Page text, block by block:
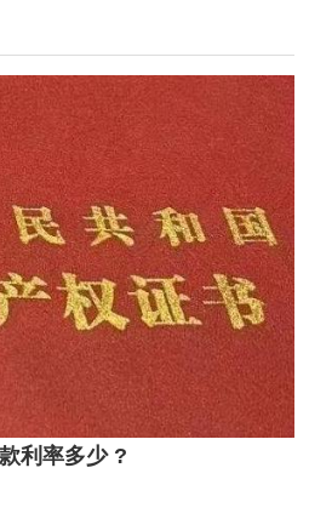
花费一周时间，所以总共就是需
一抵具体操作流程梳理：预约提
月左右预约，特殊 ...
利率多少 ?